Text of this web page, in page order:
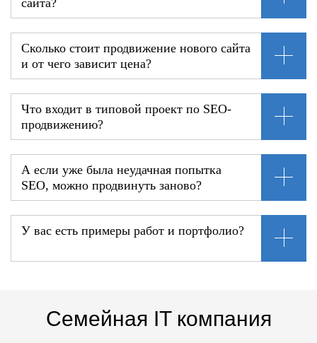
Сколько стоит продвижение нового сайта
и от чего зависит цена?
Что входит в типовой проект по SEO-
продвижению?
А если уже была неудачная попытка
SEO, можно продвинуть заново?
У вас есть примеры работ и портфолио?
Семейная IT компания